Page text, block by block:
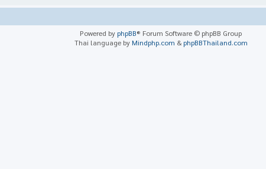
Powered by phpBB® Forum Software © phpBB Group
Thai language by Mindphp.com & phpBBThailand.com